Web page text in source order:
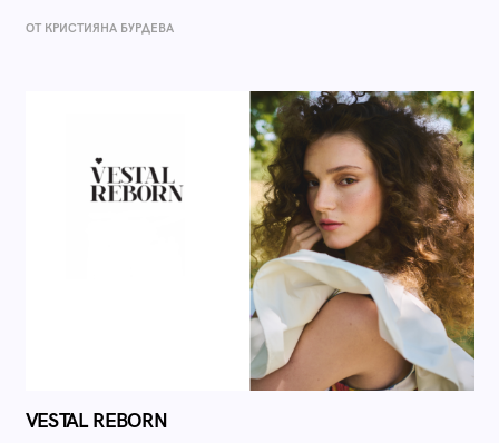
ОТ КРИСТИЯНА БУРДЕВА
VESTAL REBORN